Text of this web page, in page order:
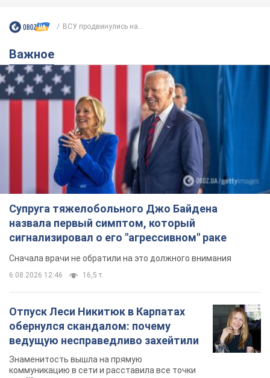
ВСУ продвинулись на...
Важное
Супруга тяжелобольного Джо Байдена
назвала первый симптом, который
сигнализировал о его "агрессивном" раке
Сначала врачи не обратили на это должного внимания
6.08.2026 12:46 16,5 т.
Отпуск Леси Никитюк в Карпатах
обернулся скандалом: почему
ведущую несправедливо захейтили
Знаменитость вышла на прямую
коммуникацию в сети и расставила все точки